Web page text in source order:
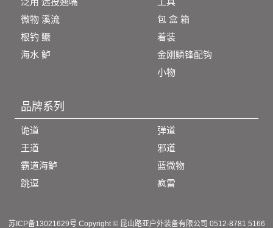
微物 溪流
根钓 鳜
海水 鲈
包 盒 箱
着装
金刚鳞锋配钩
小物
品牌系列
诡道
弹道
王道
邪道
霸道海鲈
蓝微物
跳逗
疯雷
苏ICP备13021629号 Copyright © 昆山路亚户外装备有限公司 0512-8781 5166